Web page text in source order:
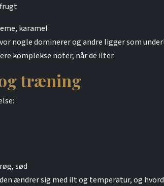
karamel
nogle dominerer og andre ligger som
komplekse noter, når de ilter.
træning
sød
ændrer sig med ilt og temperatur, og